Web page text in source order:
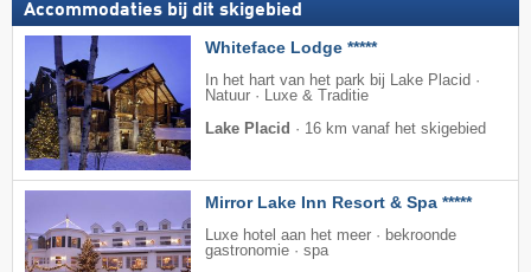
Accommodaties bij dit skigebied
Whiteface Lodge *****
In het hart van het park bij Lake Placid ·
Natuur · Luxe & Traditie
Lake Placid · 16 km vanaf het skigebied
Mirror Lake Inn Resort & Spa *****
Luxe hotel aan het meer · bekroonde
gastronomie · spa